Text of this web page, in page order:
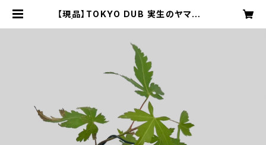
【現品】TOKYO DUB 実生のヤマモミ